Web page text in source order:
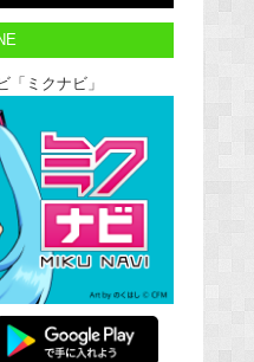
ミクナビ」